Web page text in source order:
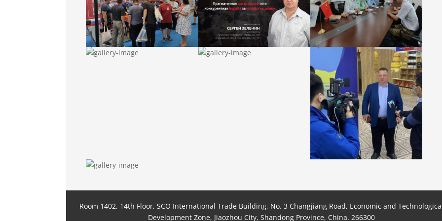
Room 1402, 14th Floor, SCO International Trade Building, No. 3 Changjiang Road, Economic and
Development Zone, Jiaozhou City, Shandong Province, China. 266300